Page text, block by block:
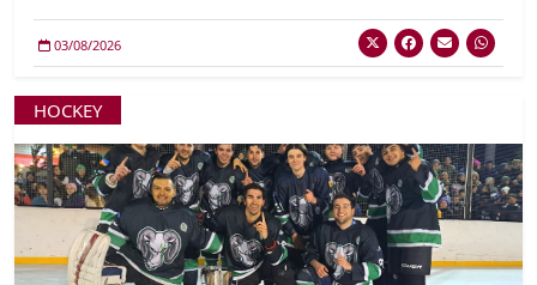
03/08/2026
HOCKEY